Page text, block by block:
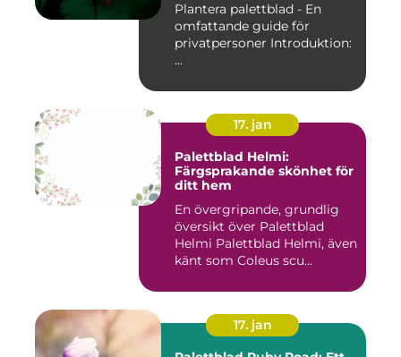
Plantera palettblad - En
omfattande guide för
privatpersoner Introduktion:
...
17. jan
Palettblad Helmi:
Färgsprakande skönhet för
ditt hem
En övergripande, grundlig
översikt över Palettblad
Helmi Palettblad Helmi, även
känt som Coleus scu...
17. jan